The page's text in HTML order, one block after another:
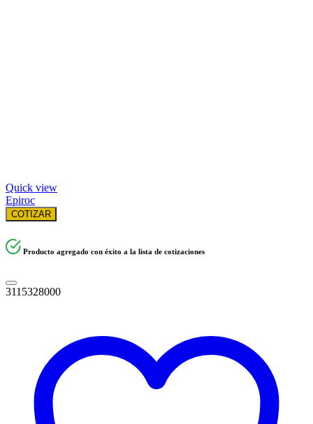
Quick view
Epiroc
COTIZAR
Producto agregado con éxito a la lista de cotizaciones
3115328000